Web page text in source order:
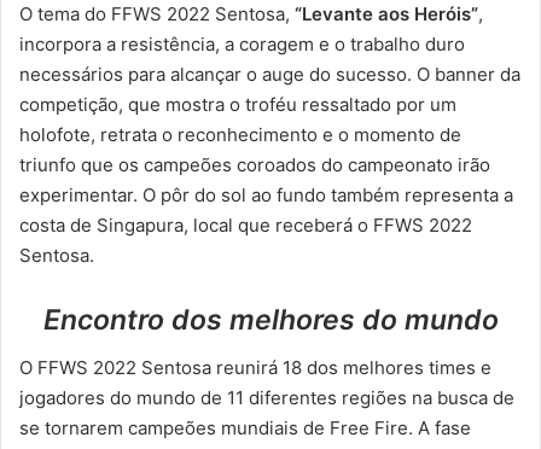
O tema do FFWS 2022 Sentosa, “Levante aos Heróis”,
incorpora a resistência, a coragem e o trabalho duro
necessários para alcançar o auge do sucesso. O banner da
competição, que mostra o troféu ressaltado por um
holofote, retrata o reconhecimento e o momento de
triunfo que os campeões coroados do campeonato irão
experimentar. O pôr do sol ao fundo também representa a
costa de Singapura, local que receberá o FFWS 2022
Sentosa.
Encontro dos melhores do mundo
O FFWS 2022 Sentosa reunirá 18 dos melhores times e
jogadores do mundo de 11 diferentes regiões na busca de
se tornarem campeões mundiais de Free Fire. A fase